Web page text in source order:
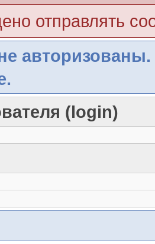
отправлять
авторизованы.
(login)